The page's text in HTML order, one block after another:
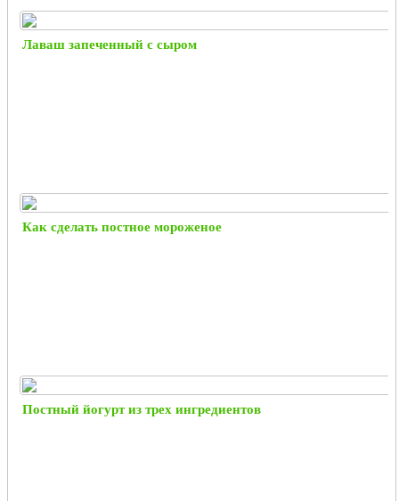
Лаваш запеченный с сыром
Как сделать постное мороженое
Постный йогурт из трех ингредиентов